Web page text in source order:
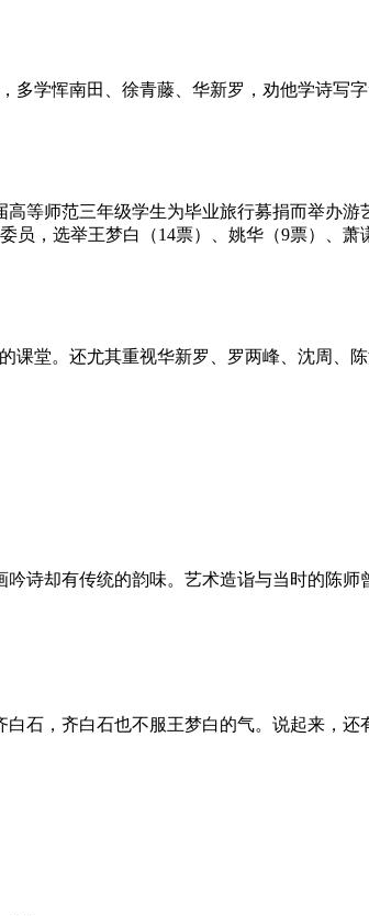
学恽南田、徐青藤、华新罗，劝他学诗写
等师范三年级学生为毕业旅行募捐而举办
，选举王梦白（14票）、姚华（9票）、
课堂。还尤其重视华新罗、罗两峰、沈周、
诗却有传统的韵味。艺术造诣与当时的陈
石，齐白石也不服王梦白的气。说起来，还